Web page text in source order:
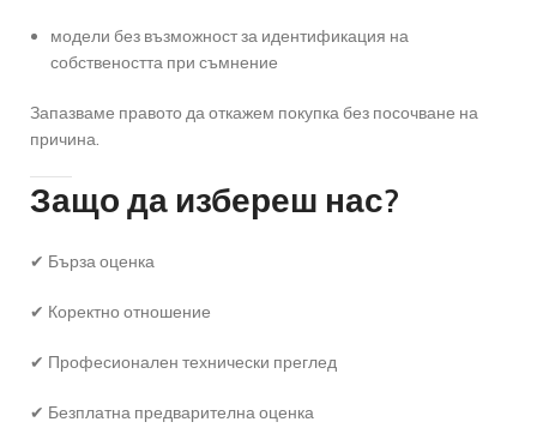
модели без възможност за идентификация на
собствеността при съмнение
Запазваме правото да откажем покупка без посочване на
причина.
Защо да избереш нас?
✔ Бърза оценка
✔ Коректно отношение
✔ Професионален технически преглед
✔ Безплатна предварителна оценка